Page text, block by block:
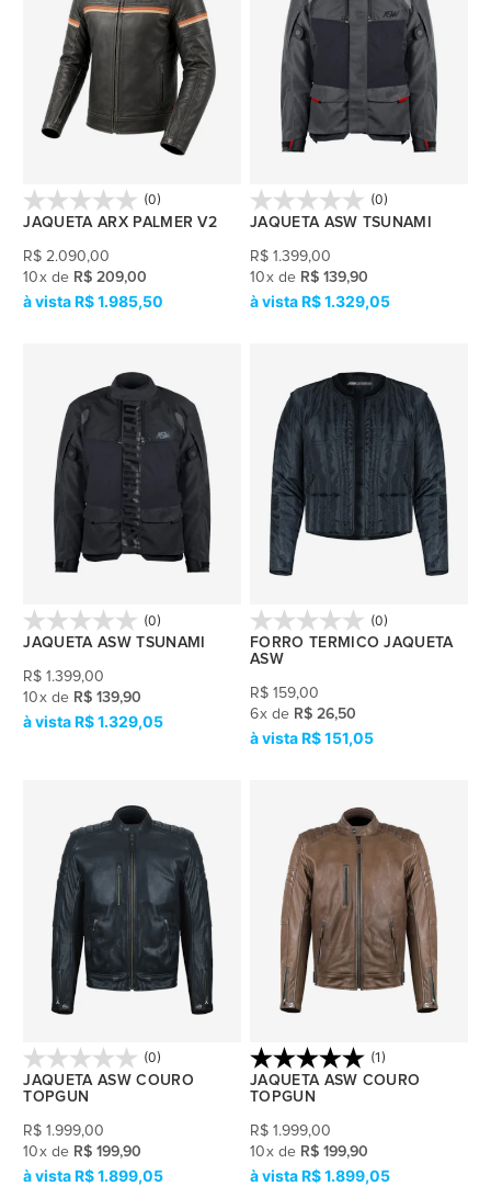
(0)
JAQUETA ARX PALMER V2
R$ 2.090,00
10x de R$ 209,00
R$ 1.985,50
(0)
JAQUETA ASW TSUNAMI
R$ 1.399,00
10x de R$ 139,90
R$ 1.329,05
(0)
JAQUETA ASW TSUNAMI
R$ 1.399,00
10x de R$ 139,90
R$ 1.329,05
(0)
FORRO TERMICO JAQUETA
ASW
R$ 159,00
6x de R$ 26,50
R$ 151,05
(0)
JAQUETA ASW COURO
TOPGUN
R$ 1.999,00
10x de R$ 199,90
R$ 1.899,05
(1)
JAQUETA ASW COURO
TOPGUN
R$ 1.999,00
10x de R$ 199,90
R$ 1.899,05